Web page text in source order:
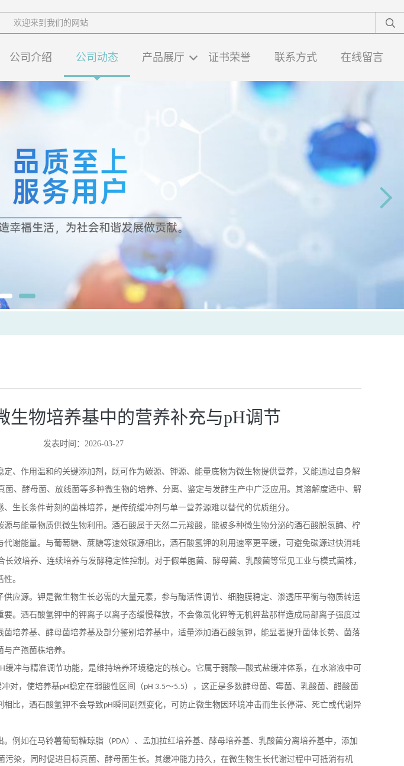
欢迎来到我们的网站
公司介绍 公司动态 产品展厅 证书荣誉 联系方式 在线留言
生物培养基中的营养补充与pH调节
发表时间：2026-03-27
、作用温和的关键添加剂，既可作为碳源、钾源、能量底物为微生物提供营养，又能通过自身解
菌、酵母菌、放线菌等多种微生物的培养、分离、鉴定与发酵生产中广泛应用。其溶解度适中、解
生长条件苛刻的菌株培养，是传统缓冲剂与单一营养源难以替代的优质组分。
源与能量物质供微生物利用。酒石酸属于天然二元羧酸，能被多种微生物分泌的酒石酸脱氢酶、柠
谢能量。与葡萄糖、蔗糖等速效碳源相比，酒石酸氢钾的利用速率更平缓，可避免碳源过快消耗
效培养、连续培养与发酵稳定性控制。对于假单胞菌、酵母菌、乳酸菌等常见工业与模式菌株，
。
应源。钾是微生物生长必需的大量元素，参与酶活性调节、细胞膜稳定、渗透压平衡与物质转运
。酒石酸氢钾中的钾离子以离子态缓慢释放，不会像氯化钾等无机钾盐那样造成局部离子强度过
培养基、酵母菌培养基及部分鉴别培养基中，适量添加酒石酸氢钾，能显著提升菌体长势、菌落
产孢菌株培养。
缓冲与精准调节功能，是维持培养环境稳定的核心。它属于弱酸—酸式盐缓冲体系，在水溶液中可
对，使培养基pH稳定在弱酸性区间（pH 3.5～5.5），这正是多数酵母菌、霉菌、乳酸菌、醋酸菌
相比，酒石酸氢钾不会导致pH瞬间剧烈变化，可防止微生物因环境冲击而生长停滞、死亡或代谢异
例如在马铃薯葡萄糖琼脂（PDA）、孟加拉红培养基、酵母培养基、乳酸菌分离培养基中，添加
污染，同时促进目标真菌、酵母菌生长。其缓冲能力持久，在微生物生长代谢过程中可抵消有机